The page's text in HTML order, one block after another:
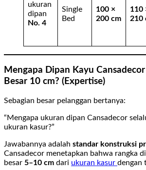
ukuran
dipan
No. 4
Single
Bed
100 ×
200 cm
110
210
Mengapa Dipan Kayu
Besar 10 cm? (Expertise)
Sebagian besar pelanggan bertanya:
“Mengapa ukuran dipan Cansadecor
ukuran kasur?”
Jawabannya adalah standar konstruksi
Cansadecor menetapkan bahwa rangka
besar 5–10 cm dari ukuran kasur dengan